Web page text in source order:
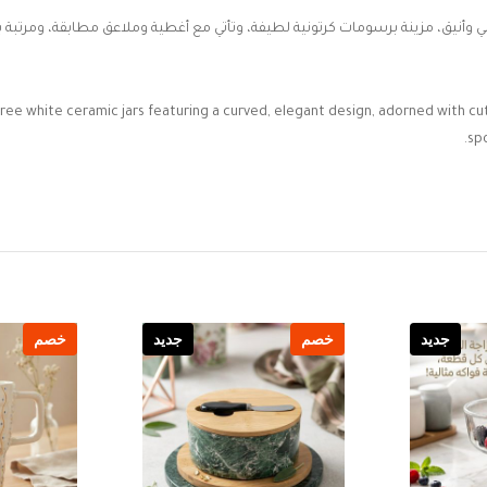
مزينة برسومات كرتونية لطيفة، وتأتي مع أغطية وملاعق مطابقة،
white ceramic jars featuring a curved, elegant design, adorned with
جديد خصم جديد خصم